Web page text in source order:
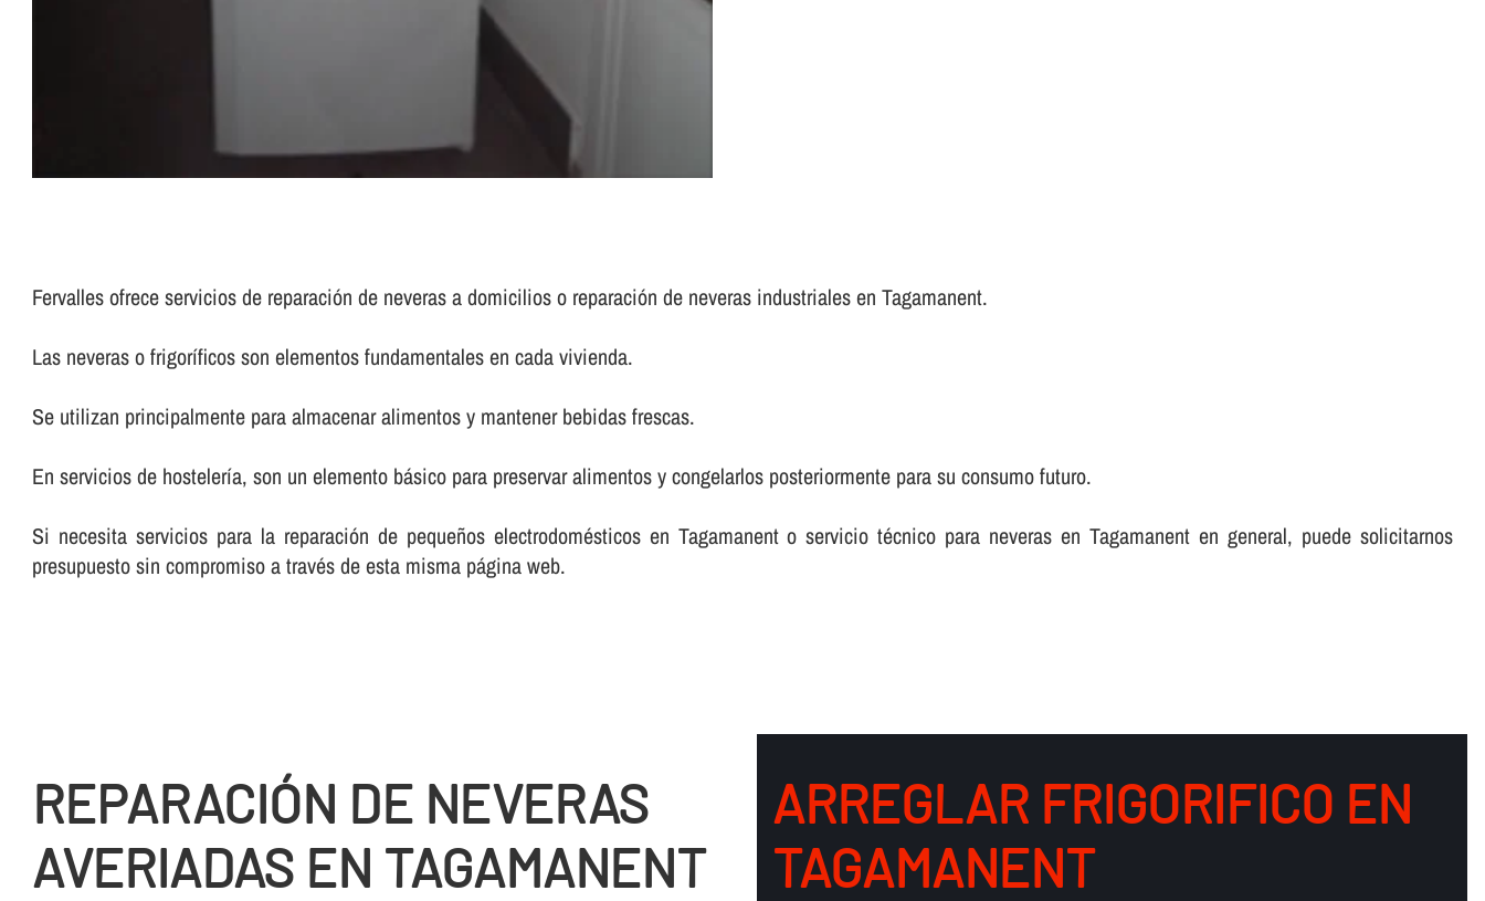
Fervalles ofrece servicios de reparación de neveras a domicilios o reparación de neveras industriales en Tagamanent.
Las neveras o frigorí­ficos son elementos fundamentales en cada vivienda.
Se utilizan principalmente para almacenar alimentos y mantener bebidas frescas.
En servicios de hostelerí­a, son un elemento básico para preservar alimentos y congelarlos posteriormente para su consumo futuro.
Si necesita servicios para la reparación de pequeños electrodomésticos en Tagamanent o servicio técnico para neveras en Tagamanent en general, puede solicitarnos
presupuesto sin compromiso a través de esta misma página web.
REPARACIÓN DE NEVERAS
AVERIADAS EN TAGAMANENT
ARREGLAR FRIGORIFICO EN
TAGAMANENT